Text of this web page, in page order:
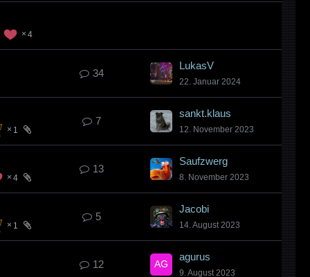
4
34
LukasV
22. Januar 2024
1
7
sankt.klaus
12. November 2023
4
13
Saufzwerg
8. November 2023
1
5
Jacobi
14. August 2023
12
agurus
9. August 2023